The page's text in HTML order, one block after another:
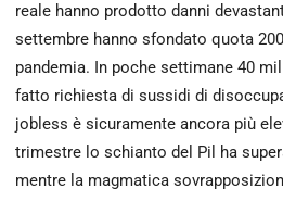
reale hanno prodotto danni
settembre hanno sfondato quota
pandemia. In poche settimane 40
fatto richiesta di sussidi di
jobless è sicuramente ancora più
trimestre lo schianto del Pil ha
mentre la magmatica